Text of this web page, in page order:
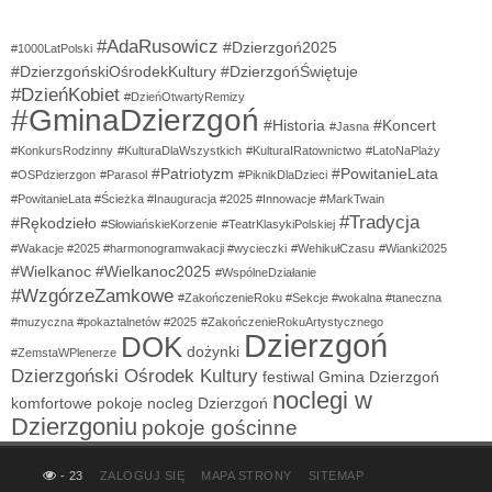
#1000LatPolski #AdaRusowicz #Dzierzgoń2025
#DzierzgońskiOśrodekKultury #DzierzgońŚwiętuje
#DzieńKobiet #DzieńOtwartyRemizy
#GminaDzierzgoń #Historia #Jasna #Koncert
#KonkursRodzinny #KulturaDlaWszystkich #KulturaIRatownictwo #LatoNaPlaży
#OSPdzierzgon #Parasol #Patriotyzm #PiknikDlaDzieci #PowitanieLata
#PowitanieLata #Ścieżka #Inauguracja #2025 #Innowacje #MarkTwain
#Rękodzieło #SłowiańskieKorzenie #TeatrKlasykiPolskiej #Tradycja
#Wakacje #2025 #harmonogramwakacji #wycieczki #WehikułCzasu #Wianki2025
#Wielkanoc #Wielkanoc2025 #WspólneDziałanie
#WzgórzeZamkowe #ZakończenieRoku #Sekcje #wokalna #taneczna
#muzyczna #pokaztalnetów #2025 #ZakończenieRokuArtystycznego
#ZemstaWPlenerze DOK dożynki Dzierzgoń
Dzierzgoński Ośrodek Kultury festiwal Gmina Dzierzgoń
komfortowe pokoje nocleg Dzierzgoń noclegi w
Dzierzgoniu pokoje gościnne
- 23 ZALOGUJ SIĘ MAPA STRONY SITEMAP